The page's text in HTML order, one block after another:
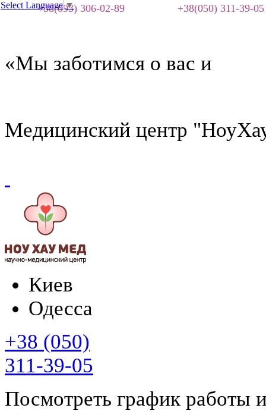
+38(093) 306-02-89 +38(050) 311-39-05
«Мы заботимся о вас и
Медицинский центр
Киев
Одесса
+38 (050)
311-39-05
Посмотреть график работы
Select Language▼